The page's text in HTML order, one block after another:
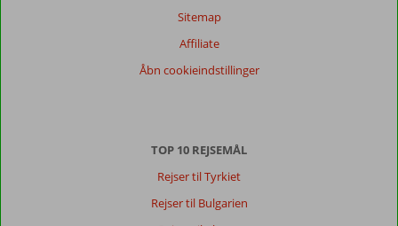
Sitemap
Affiliate
Åbn cookieindstillinger
TOP 10 REJSEMÅL
Rejser til Tyrkiet
Rejser til Bulgarien